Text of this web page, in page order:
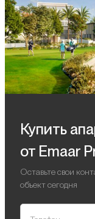
Купить
от Emaar
Оставьте свои
объект сегодня